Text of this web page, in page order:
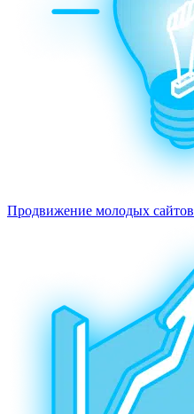
Продвижение молодых сайтов